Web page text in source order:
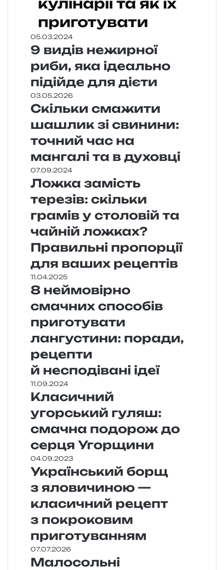
кулінарії та як їх
приготувати
05.03.2024
9 видів нежирної
риби, яка ідеально
підійде для дієти
03.05.2026
Скільки смажити
шашлик зі свинини:
точний час на
мангалі та в духовці
07.09.2024
Ложка замість
терезів: скільки
грамів у столовій та
чайній ложках?
Правильні пропорції
для ваших рецептів
11.04.2025
8 неймовірно
смачних способів
приготувати
лангустини: поради,
рецепти
й несподівані ідеї
11.09.2024
Класичний
угорський гуляш:
смачна подорож до
серця Угорщини
04.09.2023
Український борщ
з яловичиною —
класичний рецепт
з покроковим
приготуванням
07.07.2026
Малосольні